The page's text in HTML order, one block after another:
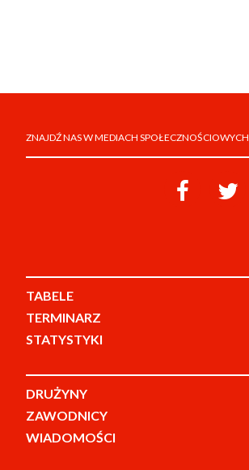
ZNAJDŹ NAS W MEDIACH SPOŁECZNOŚCIOWYCH
TABELE
TERMINARZ
STATYSTYKI
DRUŻYNY
ZAWODNICY
WIADOMOŚCI